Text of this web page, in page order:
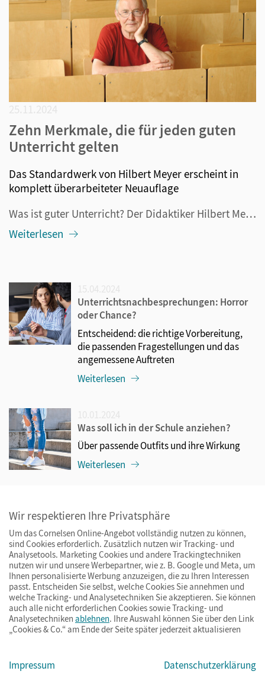
Zehn Merkmale, die für jeden guten
Unterricht gelten
Das Standardwerk von Hilbert Meyer erscheint in
komplett überarbeiteter Neuauflage
Was ist guter Unterricht? Der Didaktiker Hilbert Meyer hat dafür vor 20 Jahren erstmals in seinem gleichnamigen Buch zehn Merkmale guten Unterrichts formuliert. Es wurde ein Long- und Bestseller, anders ausgedrückt: ein Standardwerk mit einer Gesamtauflage von über 150.000 Exemplaren. Jetzt ist die ...
Weiterlesen
Unterrichtsnachbesprechungen: Horror
oder Chance?
Entscheidend: die richtige Vorbereitung,
die passenden Fragestellungen und das
angemessene Auftreten
Weiterlesen
Was soll ich in der Schule anziehen?
Über passende Outfits und ihre Wirkung
Weiterlesen
Von Anfang an ein gutes Verhältnis
Wie der Einstieg in eine neue Klasse
gelingen kann
Weiterlesen
11.07.2022
Fünf Ideen zum Unterrichtseinstieg in der
Grundschule
Wir respektieren Ihre Privatsphäre
Um das Cornelsen Online-Angebot vollständig nutzen zu können,
sind Cookies erforderlich. Zusätzlich nutzen wir Tracking- und
Analysetools. Marketing Cookies und andere Trackingtechniken
nutzen wir und unsere Werbepartner, wie z. B. Google und Meta, um
Ihnen personalisierte Werbung anzuzeigen, die zu Ihren Interessen
passt. Entscheiden Sie selbst, welche Cookies Sie annehmen und
welche Tracking- und Analysetechniken Sie akzeptieren. Sie können
auch alle nicht erforderlichen Cookies sowie Tracking- und
Analysetechniken ablehnen. Ihre Auswahl können Sie über den Link
„Cookies & Co.“ am Ende der Seite später jederzeit aktualisieren
Impressum Datenschutzerklärung